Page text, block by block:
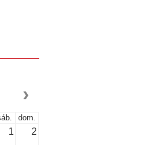
dom.
1 2